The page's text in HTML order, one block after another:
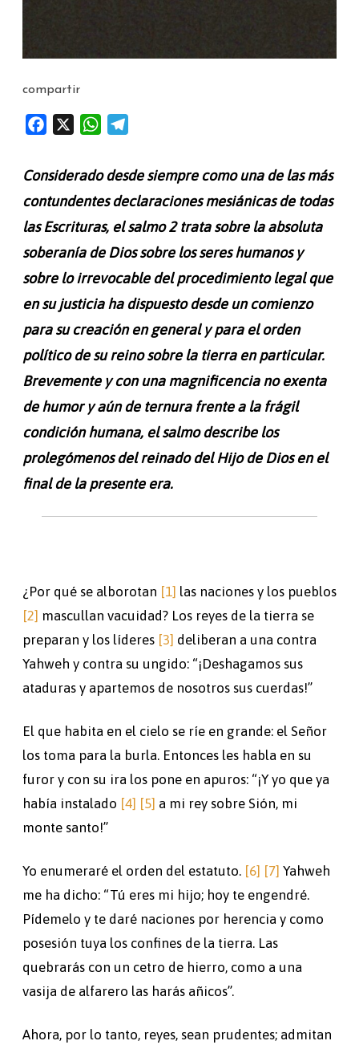
compartir
b
o
o
W
s
A
p
g
r
a
m
Considerado desde siempre como una de las más
contundentes declaraciones mesiánicas de todas
las Escrituras, el salmo 2 trata sobre la absoluta
soberanía de Dios sobre los seres humanos y
sobre lo irrevocable del procedimiento legal que
en su justicia ha dispuesto desde un comienzo
para su creación en general y para el orden
político de su reino sobre la tierra en particular.
Brevemente y con una magnificencia no exenta
de humor y aún de ternura frente a la frágil
condición humana, el salmo describe los
prolegómenos del reinado del Hijo de Dios en el
final de la presente era.
¿Por qué se alborotan [1] las naciones y los pueblos
[2] mascullan vacuidad? Los reyes de la tierra se
preparan y los líderes [3] deliberan a una contra
Yahweh y contra su ungido: “¡Deshagamos sus
ataduras y apartemos de nosotros sus cuerdas!”
El que habita en el cielo se ríe en grande: el Señor
los toma para la burla. Entonces les habla en su
furor y con su ira los pone en apuros: “¡Y yo que ya
había instalado [4] [5] a mi rey sobre Sión, mi
monte santo!”
Yo enumeraré el orden del estatuto. [6] [7] Yahweh
me ha dicho: “Tú eres mi hijo; hoy te engendré.
Pídemelo y te daré naciones por herencia y como
posesión tuya los confines de la tierra. Las
quebrarás con un cetro de hierro, como a una
vasija de alfarero las harás añicos”.
Ahora, por lo tanto, reyes, sean prudentes; admitan